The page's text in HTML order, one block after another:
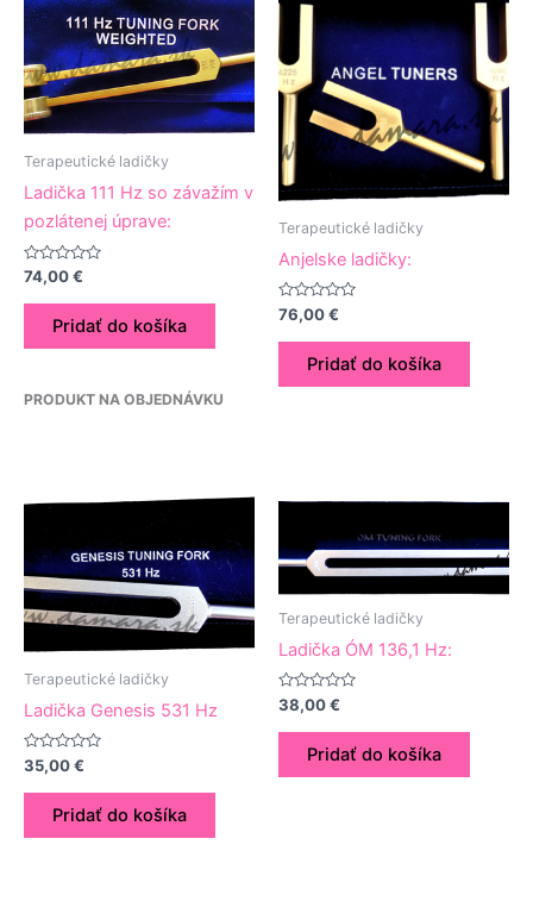
Terapeutické ladičky
Ladička 111 Hz so závažím v
pozlátenej úprave:
Hodnotenie
z
74,00€
Pridať do košíka
PRODUKT NA OBJEDNÁVKU
Terapeutické ladičky
Anjelske ladičky:
Hodnotenie
0
z
76,00€
Pridať do košíka
Terapeutické ladičky
Ladička Genesis 531 Hz
Hodnotenie
z
35,00€
Pridať do košíka
Terapeutické ladičky
Ladička ÓM 136,1 Hz:
Hodnotenie
z
38,00€
Pridať do košíka